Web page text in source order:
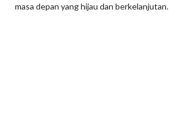
masa depan yang hijau dan berkelanjutan.